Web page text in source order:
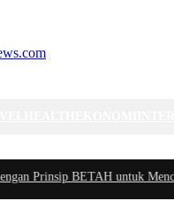
Prinsip BETAH untuk